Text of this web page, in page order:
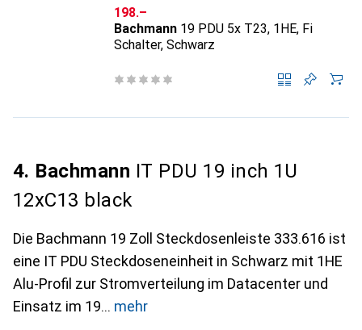
CHF
198.–
Bachmann 19 PDU 5x T23, 1HE, Fi
Schalter, Schwarz
4. Bachmann IT PDU 19 inch 1U
12xC13 black
Die Bachmann 19 Zoll Steckdosenleiste 333.616 ist
eine IT PDU Steckdoseneinheit in Schwarz mit 1HE
Alu-Profil zur Stromverteilung im Datacenter und
Einsatz im 19
mehr